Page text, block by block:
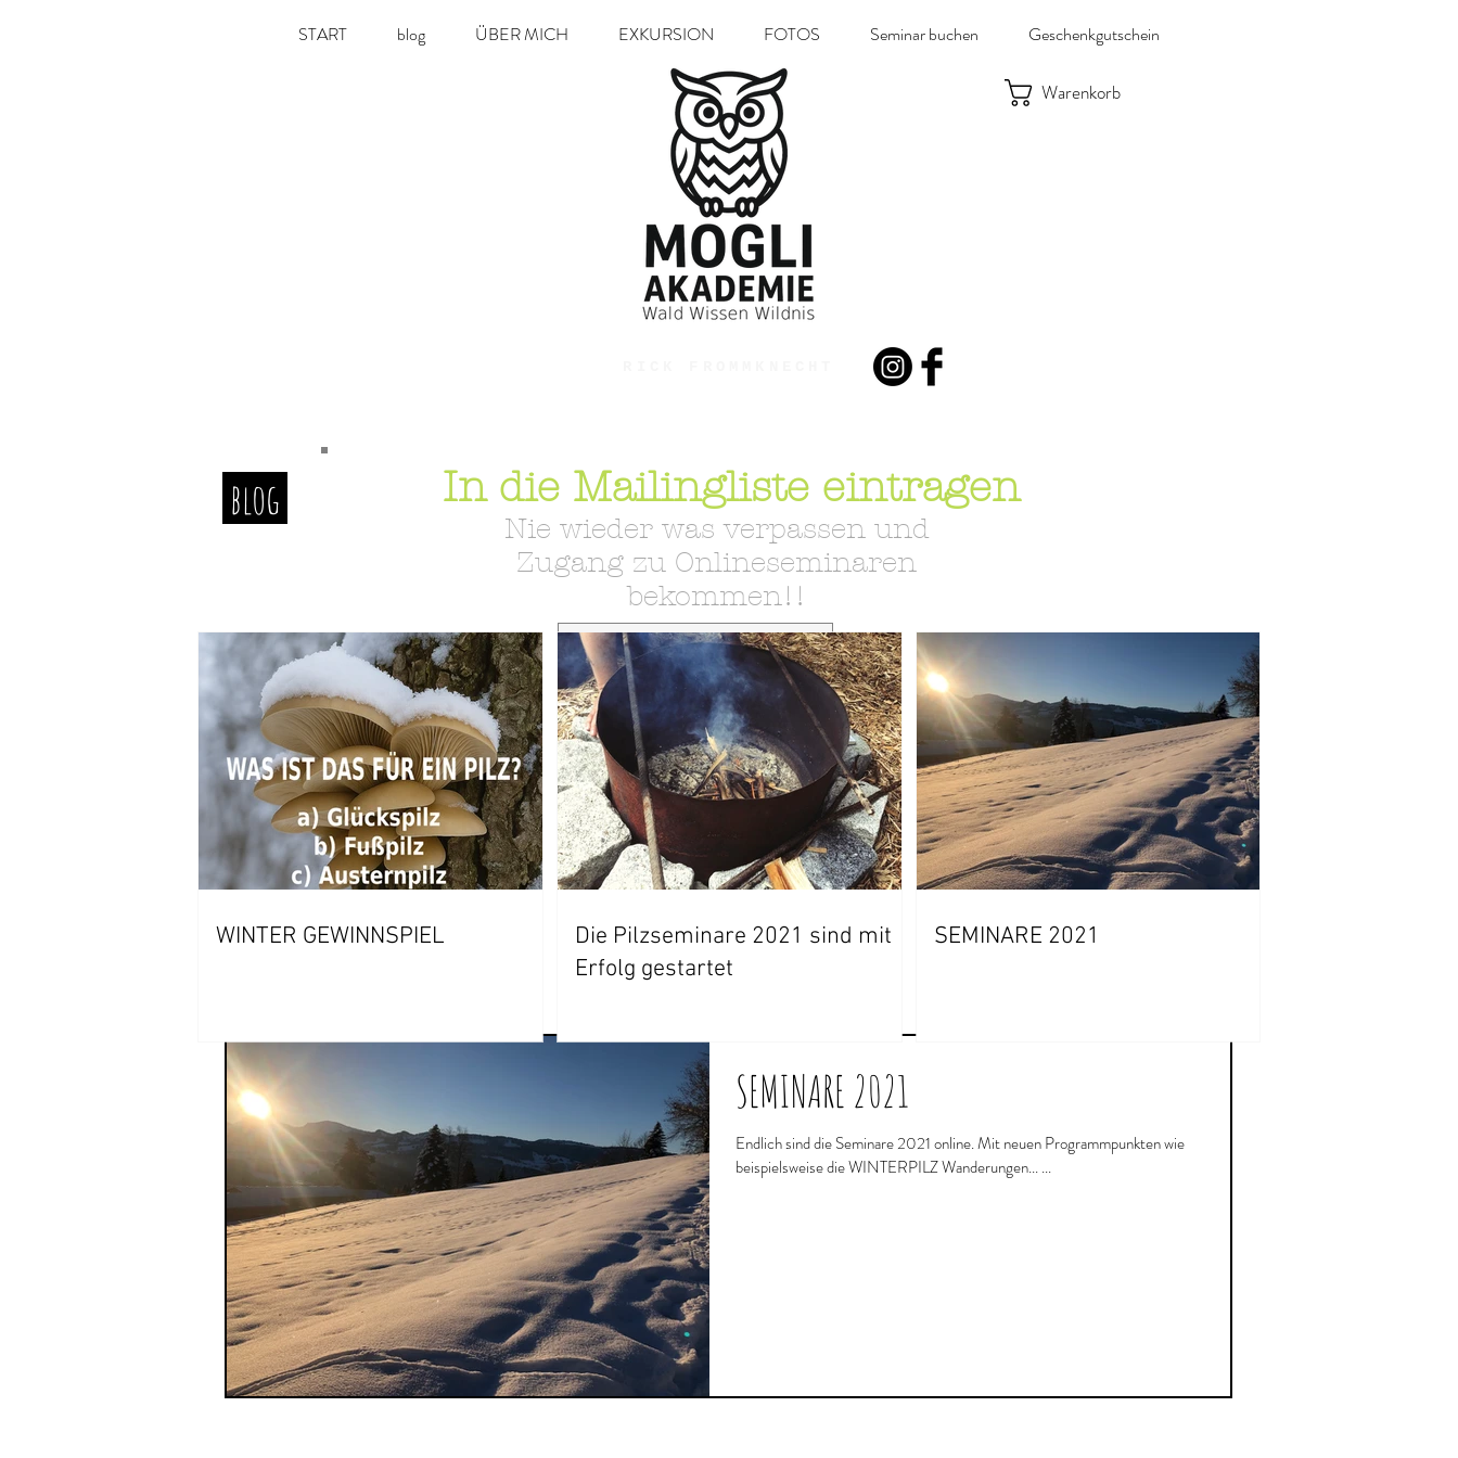
START blog ÜBER MICH EXKURSION FOTOS Seminar buchen Geschenkgutschein
Warenkorb
blog In die Mailingliste eintragen
Nie wieder was verpassen und
Zugang zu Onlineseminaren
bekommen!!
Jetzt AllgäuMogli abonnieren
SEMINARE 2021
Endlich sind die Seminare 2021 online. Mit neuen Programmpunkten wie
beispielsweise die WINTERPILZ Wanderungen... ...
WINTER GEWINNSPIEL
Die Pilzseminare 2021 sind mit
Erfolg gestartet
SEMINARE 2021